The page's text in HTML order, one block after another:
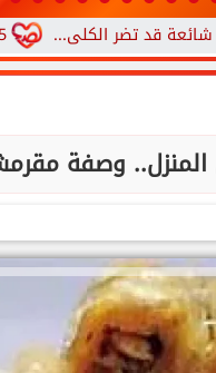
5 خطوات بسيطة تحميك من السكري وأمراض القلب وارتفاع ضغط الدم الكلى...
وصفة